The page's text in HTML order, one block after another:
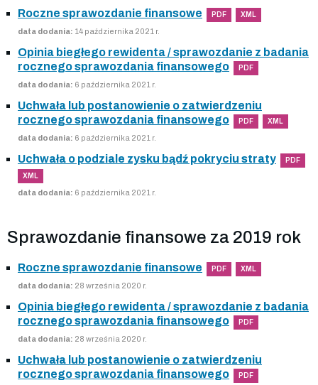
Roczne sprawozdanie finansowe PDF XML
data dodania: 14 października 2021 r.
Opinia biegłego rewidenta / sprawozdanie z badania
rocznego sprawozdania finansowego
PDF
data dodania: 6 października 2021 r.
Uchwała lub postanowienie o zatwierdzeniu
rocznego sprawozdania finansowego
PDF XML
data dodania: 6 października 2021 r.
Uchwała o podziale zysku bądź pokryciu straty
PDF
XML
data dodania: 6 października 2021 r.
Sprawozdanie finansowe za 2019 rok
Roczne sprawozdanie finansowe PDF XML
data dodania: 28 września 2020 r.
Opinia biegłego rewidenta / sprawozdanie z badania
rocznego sprawozdania finansowego
PDF
data dodania: 28 września 2020 r.
Uchwała lub postanowienie o zatwierdzeniu
rocznego sprawozdania finansowego
PDF